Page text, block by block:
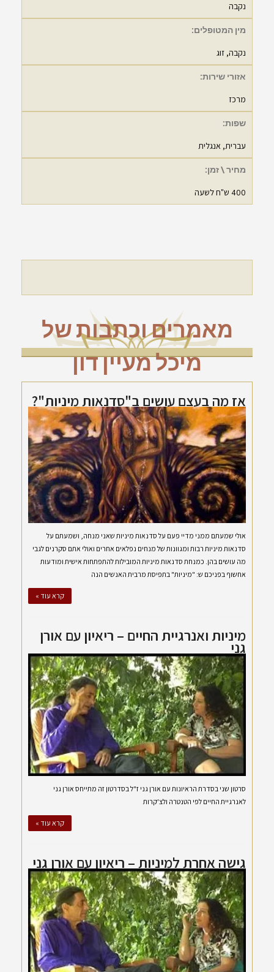
נקבה
מין המטופלים:
נקבה, זוג
אזורי שירות:
מרכז
שפות:
עברית, אנגלית
מחיר \ זמן:
400 ש"ח לשעה
מאמרים וכתבות של
מיכל מעיין דון
אז מה בעצם עושים ב"סדנאות מיניות"?
אולי שמעתם ממני מדיי פעם על סדנאות מיניות שאני מנחה, ושמעתם על
סדנאות מיניות רבות ומגוונות של מנחים נפלאים אחרים ואולי אתם סקרנים לגבי
מה עושים בהן. כמנחת סדנאות מיניות המובילות להתפתחות אישית ומודעות
אחשוף בפניכם ש: "מיניות" בתפיסת מרבית האנשים הנה
קרא עוד »
מיניות ואנרגיית החיים – ריאיון עם אורן
גני
סרטון שני בסדרת הראיונות עם אורן גני ז"ל בסדרטון זה מתייחס אורן גני
לאנרגיית החיים לפי הטנטרה ולצ'קרות
קרא עוד »
גישה אחרת למיניות – ריאיון עם אורן גני